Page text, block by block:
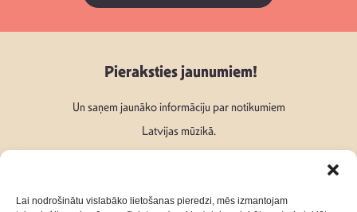
Lai nodrošinātu vislabāko lietošanas pieredzi, mēs izmantojam
Pieraksties jaunumiem!
Un saņem jaunāko informāciju par notikumiem
Latvijas mūzikā.